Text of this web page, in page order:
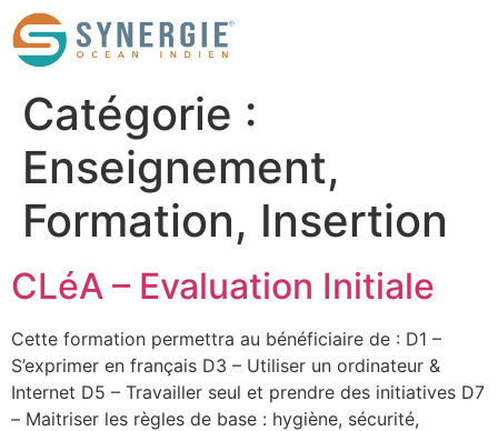
Catégorie :
Enseignement,
Formation, Insertion
CLéA – Evaluation Initiale
Cette formation permettra au bénéficiaire de : D1 –
S’exprimer en français D3 – Utiliser un ordinateur &
Internet D5 – Travailler seul et prendre des initiatives D7
– Maitriser les règles de base : hygiène, sécurité,